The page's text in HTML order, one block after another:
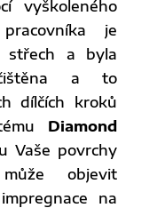
vyškoleného
je
střech a byla
a to
dílčích kroků
Diamond
Vaše povrchy
objevit
na